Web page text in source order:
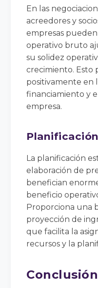
En las
acreedores y
empresas
operativo bruto
su solidez
crecimiento. Esto
positivamente en
financiamiento y
empresa.
La planificación
elaboración de
benefician
beneficio
Proporciona una
proyección de
que facilita la
recursos y la
Conclusión